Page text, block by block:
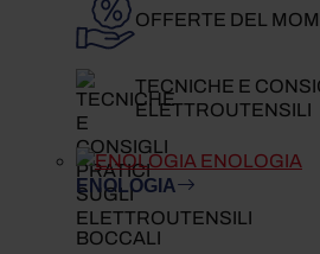
OFFERTE DEL
TECNICHE E
ELETTROUTENSILI
ENOLOGIA
ENOLOGIA
BOCCALI